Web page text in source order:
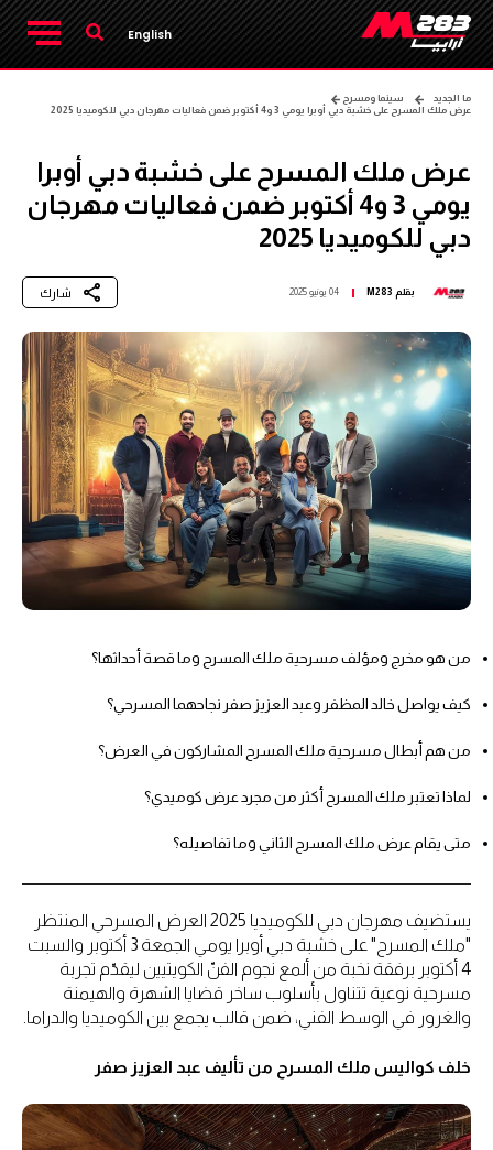
English
ما الجديد
سينما ومسرح
عرض ملك المسرح على خشبة دبي أوبرا يومي 3 و4 أكتوبر ضمن فعاليات مهرجان دبي للكوميديا 2025
عرض ملك المسرح على خشبة دبي أوبرا
يومي 3 و4 أكتوبر ضمن فعاليات مهرجان
دبي للكوميديا 2025
بقلم M283 04 يونيو 2025 شارك
من هو مخرج ومؤلف مسرحية ملك المسرح وما قصة أحداثها؟
كيف يواصل خالد المظفر وعبد العزيز صفر نجاحهما المسرحي؟
من هم أبطال مسرحية ملك المسرح المشاركون في العرض؟
لماذا تعتبر ملك المسرح أكثر من مجرد عرض كوميدي؟
متى يقام عرض ملك المسرح الثاني وما تفاصيله؟
يستضيف مهرجان دبي للكوميديا 2025 العرض المسرحي المنتظر
"ملك المسرح" على خشبة دبي أوبرا يومي الجمعة 3 أكتوبر والسبت
4 أكتوبر برفقة نخبة من ألمع نجوم الفنّ الكويتيين ليقدّم تجربة
مسرحية نوعية تتناول بأسلوب ساخر قضايا الشهرة والهيمنة
والغرور في الوسط الفني، ضمن قالب يجمع بين الكوميديا والدراما.
خلف كواليس ملك المسرح من تأليف عبد العزيز صفر